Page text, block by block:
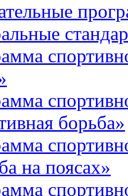
борьба»
на поясах»